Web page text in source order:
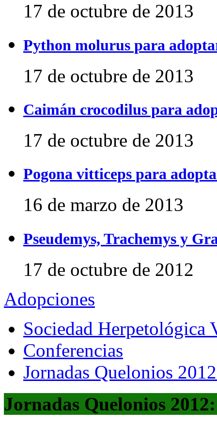
17 de octubre de 2013
Python molurus para
17 de octubre de 2013
Caimán crocodilus para
17 de octubre de 2013
Pogona vitticeps para
16 de marzo de 2013
Pseudemys, Trachemys y
17 de octubre de 2012
Adopciones
Sociedad Herpetológica
Conferencias
Jornadas Quelonios
Jornadas Quelonios